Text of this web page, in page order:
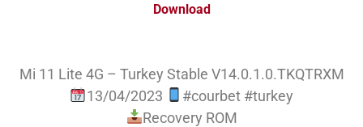
Download
Mi 11 Lite 4G – Turkey Stable V14.0.1.0.TKQTRXM
13/04/2023
#courbet #turkey
Recovery ROM